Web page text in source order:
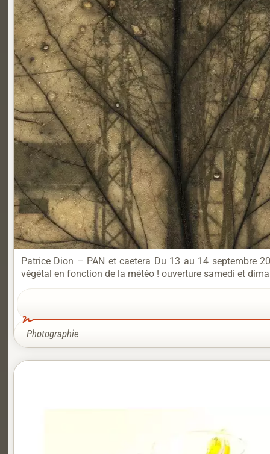
Patrice Dion – PAN et caetera Du 13 au 14 septembre
végétal en fonction de la météo ! ouverture samedi et
Photographie